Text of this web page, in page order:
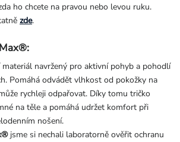
ho chcete na pravou nebo levou ruku.
zde.
navržený pro aktivní pohyb a pohodlí
Pomáhá odvádět vlhkost od pokožky na
rychleji odpařovat. Díky tomu tričko
na těle a pomáhá udržet komfort při
nošení.
jsme si nechali laboratorně ověřit ochranu